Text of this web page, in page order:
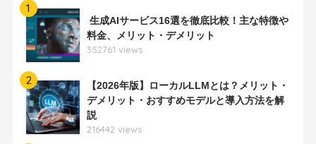
1
生成AIサービス16選を徹底比較！主な特徴や
料金、メリット・デメリット
352761 views
2
【2026年版】ローカルLLMとは？メリット・
デメリット・おすすめモデルと導入方法を解
説
216442 views